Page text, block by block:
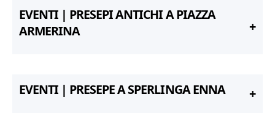
EVENTI | PRESEPI ANTICHI A PIAZZA
ARMERINA
EVENTI | PRESEPE A SPERLINGA ENNA